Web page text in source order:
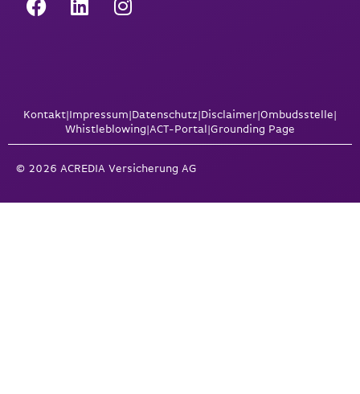
Kontakt|Impressum|Datenschutz|Disclaimer|Ombudsstelle|
Whistleblowing|ACT-Portal|Grounding Page
© 2026 ACREDIA Versicherung AG